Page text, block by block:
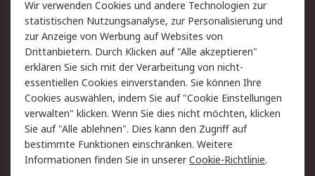
Hilfe
Rechtliches
AGB
Datenschutz
Cookie-Richtlinie
Zahlungsbedingungen
Copyright/Impressum
Über RS
Wir verwenden Cookies und andere Technologien zur
statistischen Nutzungsanalyse, zur Personalisierung und
zur Anzeige von Werbung auf Websites von
Drittanbietern. Durch Klicken auf "Alle akzeptieren"
erklären Sie sich mit der Verarbeitung von nicht-
essentiellen Cookies einverstanden. Sie können Ihre
Cookies auswählen, indem Sie auf "Cookie Einstellungen
verwalten" klicken. Wenn Sie dies nicht möchten, klicken
Sie auf "Alle ablehnen". Dies kann den Zugriff auf
bestimmte Funktionen einschränken. Weitere
Informationen finden Sie in unsererCookie-Richtlinie.